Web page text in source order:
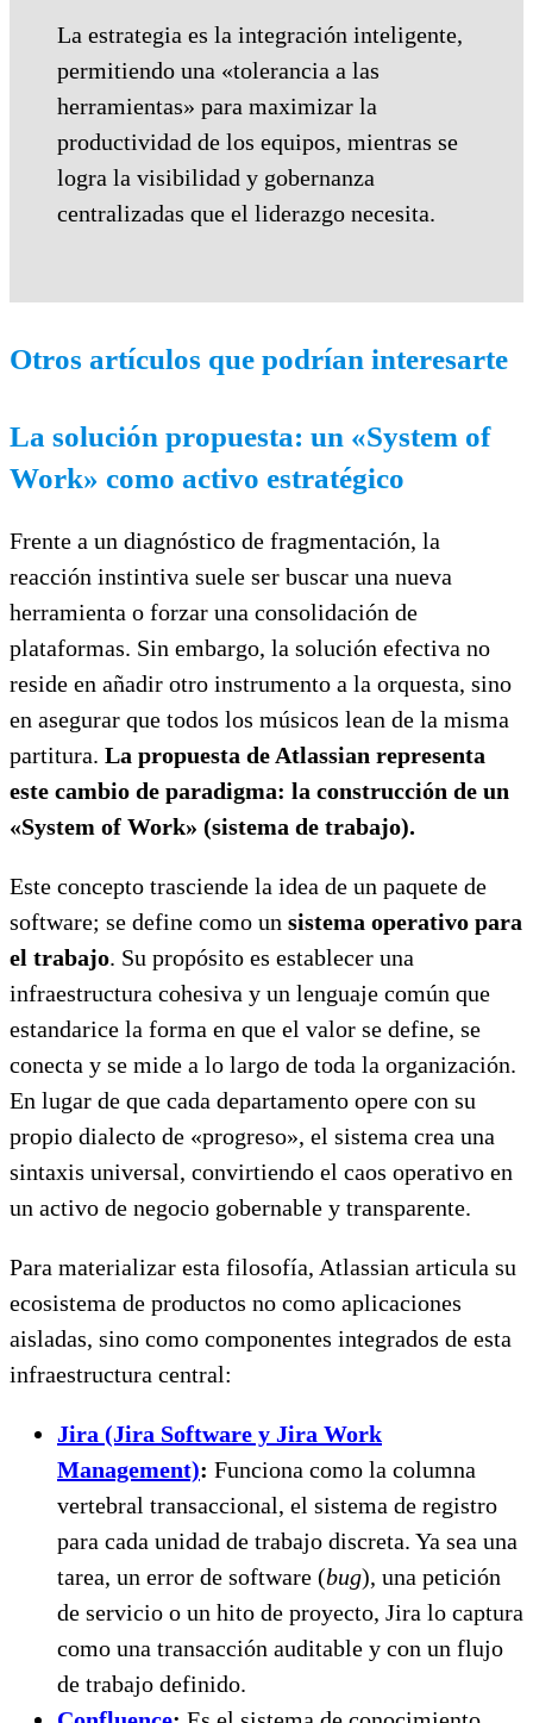
La estrategia es la integración inteligente,
permitiendo una «tolerancia a las
herramientas» para maximizar la
productividad de los equipos, mientras se
logra la visibilidad y gobernanza
centralizadas que el liderazgo necesita.
Otros artículos que podrían interesarte
La solución propuesta: un «System of
Work» como activo estratégico
Frente a un diagnóstico de fragmentación, la
reacción instintiva suele ser buscar una nueva
herramienta o forzar una consolidación de
plataformas. Sin embargo, la solución efectiva no
reside en añadir otro instrumento a la orquesta, sino
en asegurar que todos los músicos lean de la misma
partitura. La propuesta de Atlassian representa
este cambio de paradigma: la construcción de un
«System of Work» (sistema de trabajo).
Este concepto trasciende la idea de un paquete de
software; se define como un sistema operativo para
el trabajo. Su propósito es establecer una
infraestructura cohesiva y un lenguaje común que
estandarice la forma en que el valor se define, se
conecta y se mide a lo largo de toda la organización.
En lugar de que cada departamento opere con su
propio dialecto de «progreso», el sistema crea una
sintaxis universal, convirtiendo el caos operativo en
un activo de negocio gobernable y transparente.
Para materializar esta filosofía, Atlassian articula su
ecosistema de productos no como aplicaciones
aisladas, sino como componentes integrados de esta
infraestructura central:
Jira (Jira Software y Jira Work
Management): Funciona como la columna
vertebral transaccional, el sistema de registro
para cada unidad de trabajo discreta. Ya sea una
tarea, un error de software (bug), una petición
de servicio o un hito de proyecto, Jira lo captura
como una transacción auditable y con un flujo
de trabajo definido.